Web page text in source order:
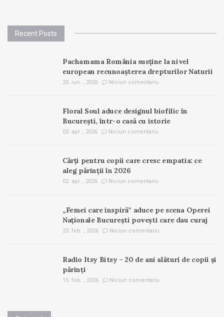
Recent Posts
Pachamama România susține la nivel
european recunoașterea drepturilor Naturii
20. iun. , 2026 Niciun comentariu
Floral Soul aduce designul biofilic în
București, într-o casă cu istorie
03. apr. , 2026 Niciun comentariu
Cărți pentru copii care cresc empatia: ce
aleg părinții în 2026
02. apr. , 2026 Niciun comentariu
„Femei care inspiră” aduce pe scena Operei
Naționale București povești care dau curaj
23. feb. , 2026 Niciun comentariu
Radio Itsy Bitsy – 20 de ani alături de copii și
părinți
15. feb. , 2026 Niciun comentariu